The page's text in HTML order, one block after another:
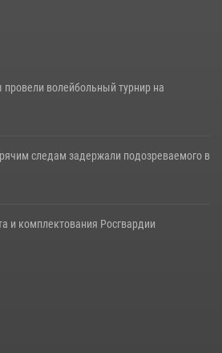
волейбольный турнир на
следам задержали подозреваемого в
и комплектования Росгвардии